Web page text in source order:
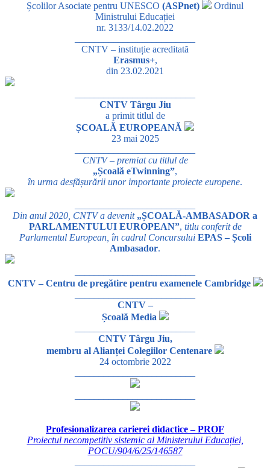
Școlilor Asociate pentru UNESCO (ASPnet)
Ordinul
Ministrului Educației
nr. 3133/14.02.2022
CNTV – instituție acreditată
Erasmus+,
din 23.02.2021
CNTV Târgu Jiu
a primit titlul de
ȘCOALĂ EUROPEANĂ
23 mai 2025
CNTV – premiat cu titlul de
„Școală eTwinning”,
în urma desfășurării unor importante proiecte europene.
Din anul 2020, CNTV a devenit „ȘCOALĂ-AMBASADOR a
PARLAMENTULUI EUROPEAN”, titlu conferit de
Parlamentul European, în cadrul Concursului EPAS – Școli
Ambasador.
CNTV – Centru de pregătire pentru examenele Cambridge
CNTV –
Școală Media
CNTV Târgu Jiu,
membru al Alianței Colegiilor Centenare
24 octombrie 2022
Profesionalizarea carierei didactice – PROF
Proiectul necompetitiv sistemic al Ministerului Educației,
POCU/904/6/25/146587